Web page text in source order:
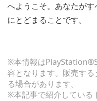
へようこそ。あなたが
にとどまることです。
※本情報は
容となります。販売す
る場合があります。
※本記事で紹介している